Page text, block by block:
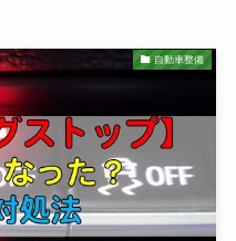
自動車整備